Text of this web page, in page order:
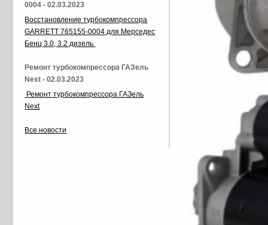
0004 - 02.03.2023
Восстановление турбокомпрессора
GARRETT 765155-0004 для Мерседес
Бенц 3.0, 3.2 дизель
Ремонт турбокомпрессора ГАЗель
Next - 02.03.2023
Ремонт турбокомпрессора ГАЗель
Next
Все новости